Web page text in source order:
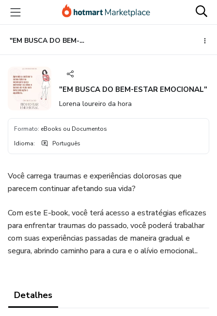
para
conteúdo
principal
para
pagamento
para
rodapé
"EM BUSCA DO BEM-ESTAR EMOCIONAL"
"EM BUSCA DO BEM-ESTAR EMOCIONAL"
Lorena loureiro da hora
Formato: eBooks ou Documentos
Idioma: Português
Você carrega traumas e experiências dolorosas que
parecem continuar afetando sua vida?
Com este E-book, você terá acesso a estratégias eficazes
para enfrentar traumas do passado, você poderá trabalhar
com suas experiências passadas de maneira gradual e
segura, abrindo caminho para a cura e o alívio emocional..
Detalhes